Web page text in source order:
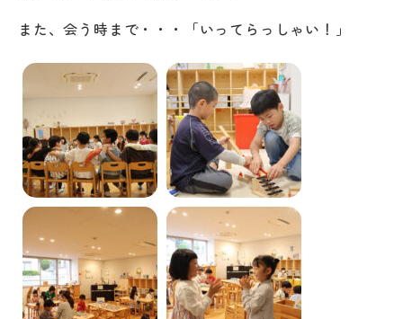
また、会う時まで・・・「いってらっしゃい！」